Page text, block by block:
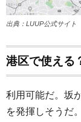
出典：LUUP公式サイト
港区で使える
利用可能だ。坂
を発揮しそうだ。